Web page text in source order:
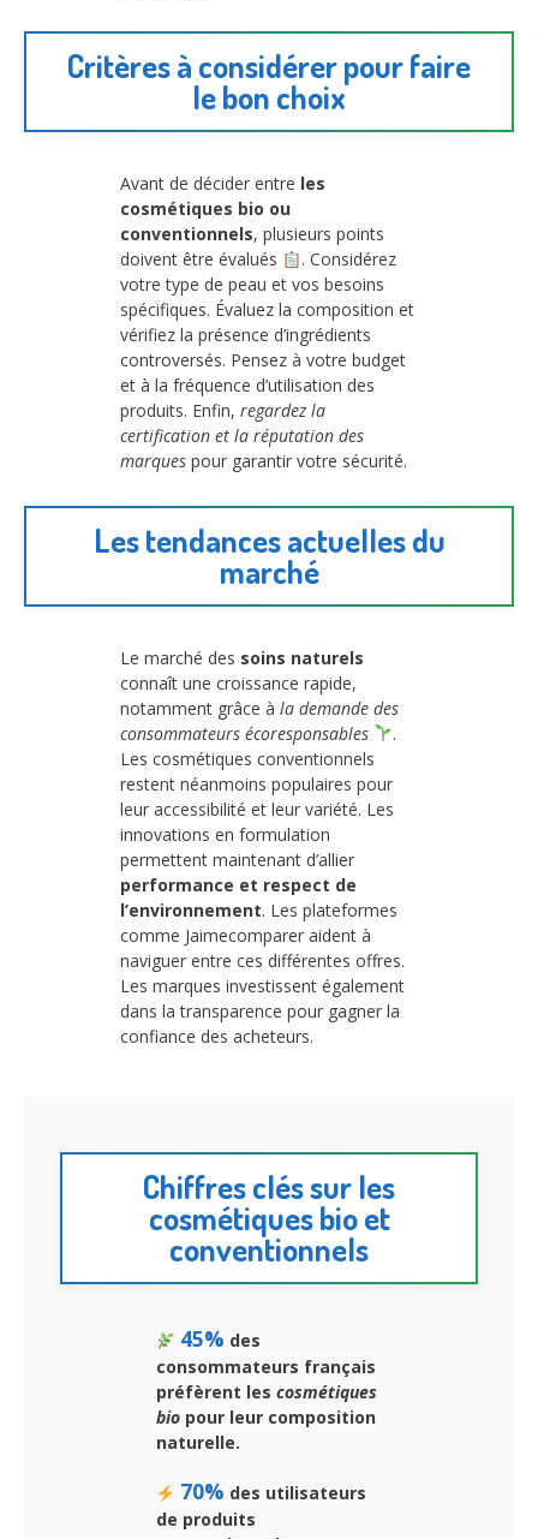
Critères à considérer pour faire
le bon choix
Avant de décider entre les
cosmétiques bio ou
conventionnels, plusieurs points
doivent être évalués
. Considérez
votre type de peau et vos besoins
spécifiques. Évaluez la composition et
vérifiez la présence d’ingrédients
controversés. Pensez à votre budget
et à la fréquence d’utilisation des
produits. Enfin, regardez la
certification et la réputation des
marques pour garantir votre sécurité.
Les tendances actuelles du
marché
Le marché des soins naturels
connaît une croissance rapide,
notamment grâce à la demande des
consommateurs écoresponsables
.
Les cosmétiques conventionnels
restent néanmoins populaires pour
leur accessibilité et leur variété. Les
innovations en formulation
permettent maintenant d’allier
performance et respect de
l’environnement. Les plateformes
comme Jaimecomparer aident à
naviguer entre ces différentes offres.
Les marques investissent également
dans la transparence pour gagner la
confiance des acheteurs.
Chiffres clés sur les
cosmétiques bio et
conventionnels
45% des
consommateurs français
préfèrent les cosmétiques
bio pour leur composition
naturelle.
70% des utilisateurs
de produits